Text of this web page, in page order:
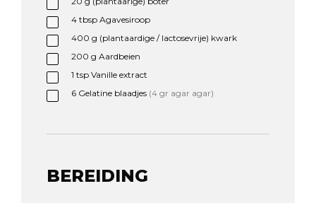
4 tbspAgavesiroop
400 g (plantaardige / lactosevrije) kwark
200 g Aardbeien
1 tspVanille extract
6 Gelatine blaadjes (4 gr agar agar)
BEREIDING